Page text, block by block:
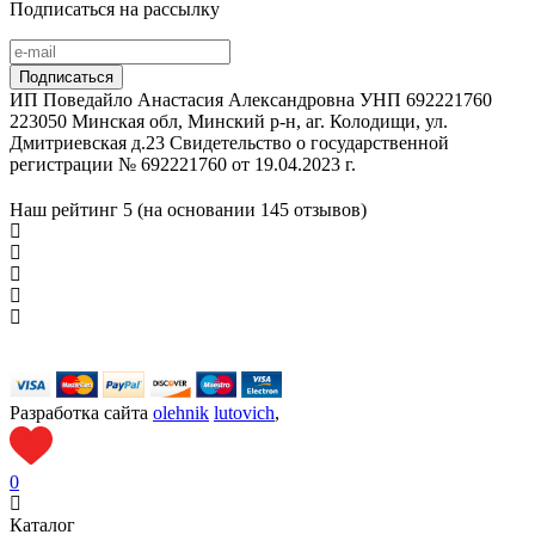
Подписаться на рассылку
ИП Поведайло Анастасия Александровна УНП 692221760
223050 Минская обл, Минский р-н, аг. Колодищи, ул.
Дмитриевская д.23 Свидетельство о государственной
регистрации № 692221760 от 19.04.2023 г.
Наш рейтинг 5 (на основании 145 отзывов)
Разработка сайта olehnik lutovich,
0
Каталог